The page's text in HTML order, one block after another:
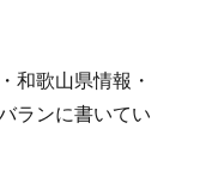
和歌山県情報・
ランに書いてい